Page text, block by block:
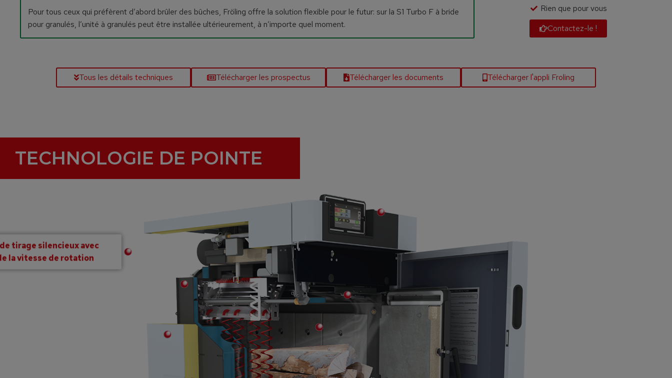
Pour tous ceux qui préfèrent d’abord brûler des bûches, Fröling offre la solution flexible pour le futur: sur la S1 Turbo F à bride
pour granulés, l’unité à granulés peut être installée ultérieurement, à n’importe quel moment.
Rien que pour vous
Contactez-le !
Tous les détails techniques Télécharger les prospectus Télécharger les documents Télécharger l'appli Froling
TECHNOLOGIE DE POINTE
tirage silencieux avec
la vitesse de rotation
Dépoussiéreur électrostatique